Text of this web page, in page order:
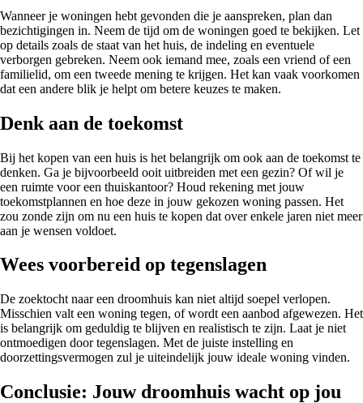
Wanneer je woningen hebt gevonden die je aanspreken, plan dan
bezichtigingen in. Neem de tijd om de woningen goed te bekijken. Let
op details zoals de staat van het huis, de indeling en eventuele
verborgen gebreken. Neem ook iemand mee, zoals een vriend of een
familielid, om een tweede mening te krijgen. Het kan vaak voorkomen
dat een andere blik je helpt om betere keuzes te maken.
Denk aan de toekomst
Bij het kopen van een huis is het belangrijk om ook aan de toekomst te
denken. Ga je bijvoorbeeld ooit uitbreiden met een gezin? Of wil je
een ruimte voor een thuiskantoor? Houd rekening met jouw
toekomstplannen en hoe deze in jouw gekozen woning passen. Het
zou zonde zijn om nu een huis te kopen dat over enkele jaren niet meer
aan je wensen voldoet.
Wees voorbereid op tegenslagen
De zoektocht naar een droomhuis kan niet altijd soepel verlopen.
Misschien valt een woning tegen, of wordt een aanbod afgewezen. Het
is belangrijk om geduldig te blijven en realistisch te zijn. Laat je niet
ontmoedigen door tegenslagen. Met de juiste instelling en
doorzettingsvermogen zul je uiteindelijk jouw ideale woning vinden.
Conclusie: Jouw droomhuis wacht op jou